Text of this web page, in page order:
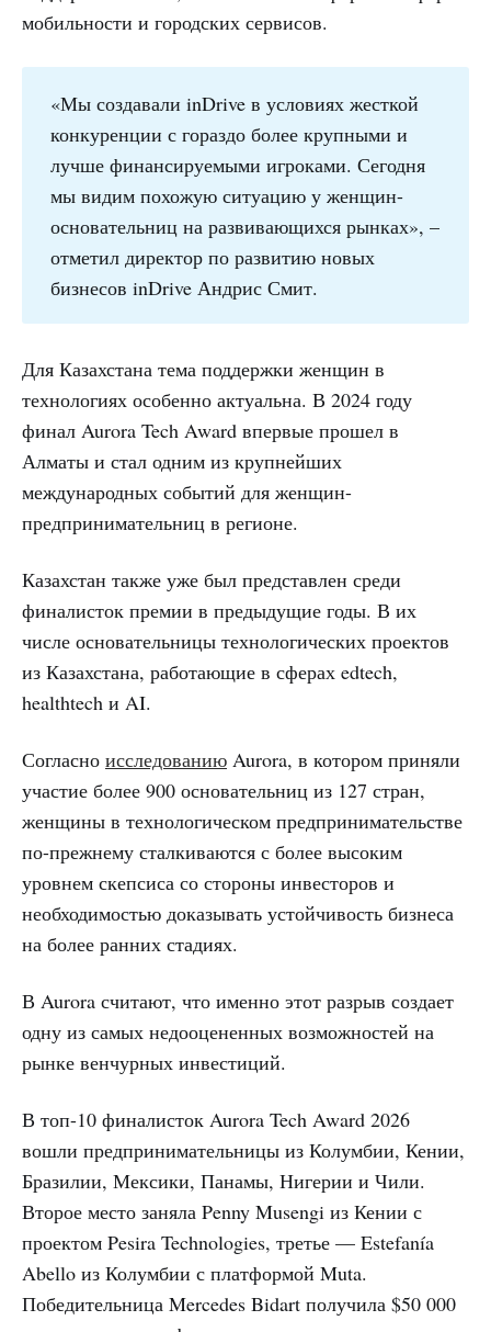
мобильности и городских сервисов.
«Мы создавали inDrive в условиях жесткой
конкуренции с гораздо более крупными и
лучше финансируемыми игроками. Сегодня
мы видим похожую ситуацию у женщин-
основательниц на развивающихся рынках», –
отметил директор по развитию новых
бизнесов inDrive Андрис Смит.
Для Казахстана тема поддержки женщин в
технологиях особенно актуальна. В 2024 году
финал Aurora Tech Award впервые прошел в
Алматы и стал одним из крупнейших
международных событий для женщин-
предпринимательниц в регионе.
Казахстан также уже был представлен среди
финалисток премии в предыдущие годы. В их
числе основательницы технологических проектов
из Казахстана, работающие в сферах edtech,
healthtech и AI.
Согласно исследованию Aurora, в котором приняли
участие более 900 основательниц из 127 стран,
женщины в технологическом предпринимательстве
по-прежнему сталкиваются с более высоким
уровнем скепсиса со стороны инвесторов и
необходимостью доказывать устойчивость бизнеса
на более ранних стадиях.
В Aurora считают, что именно этот разрыв создает
одну из самых недооцененных возможностей на
рынке венчурных инвестиций.
В топ-10 финалисток Aurora Tech Award 2026
вошли предпринимательницы из Колумбии, Кении,
Бразилии, Мексики, Панамы, Нигерии и Чили.
Второе место заняла Penny Musengi из Кении с
проектом Pesira Technologies, третье — Estefanía
Abello из Колумбии с платформой Muta.
Победительница Mercedes Bidart получила $50 000